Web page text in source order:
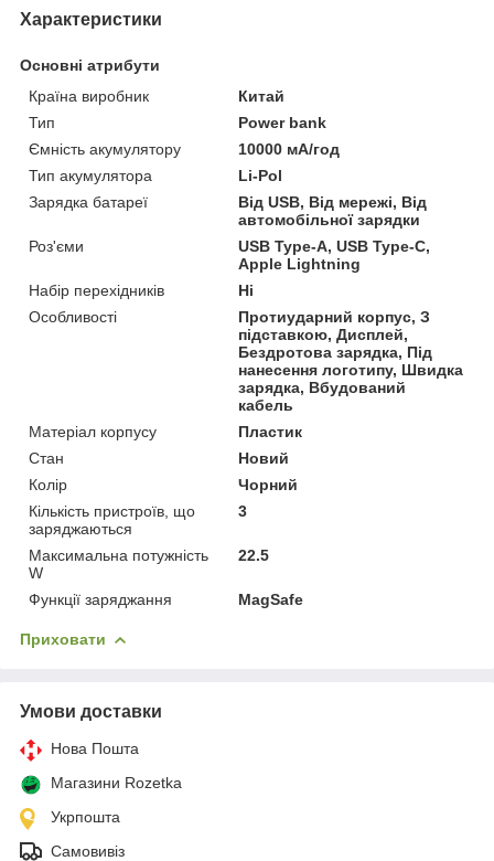
Характеристики
Основні атрибути
Країна виробник
Китай
Тип
Power bank
Ємність акумулятору
10000 мА/год
Тип акумулятора
Li-Pol
Зарядка батареї
Від USB, Від мережі, Від
автомобільної зарядки
Роз'єми
USB Type-A, USB Type-C,
Apple Lightning
Набір перехідників
Ні
Особливості
Протиударний корпус, З
підставкою, Дисплей,
Бездротова зарядка, Під
нанесення логотипу, Швидка
зарядка, Вбудований
кабель
Матеріал корпусу
Пластик
Стан
Новий
Колір
Чорний
Кількість пристроїв, що
заряджаються
3
Максимальна потужність
W
22.5
Функції заряджання MagSafe
Приховати
Умови доставки
Нова Пошта
Магазини Rozetka
Укрпошта
Самовивіз